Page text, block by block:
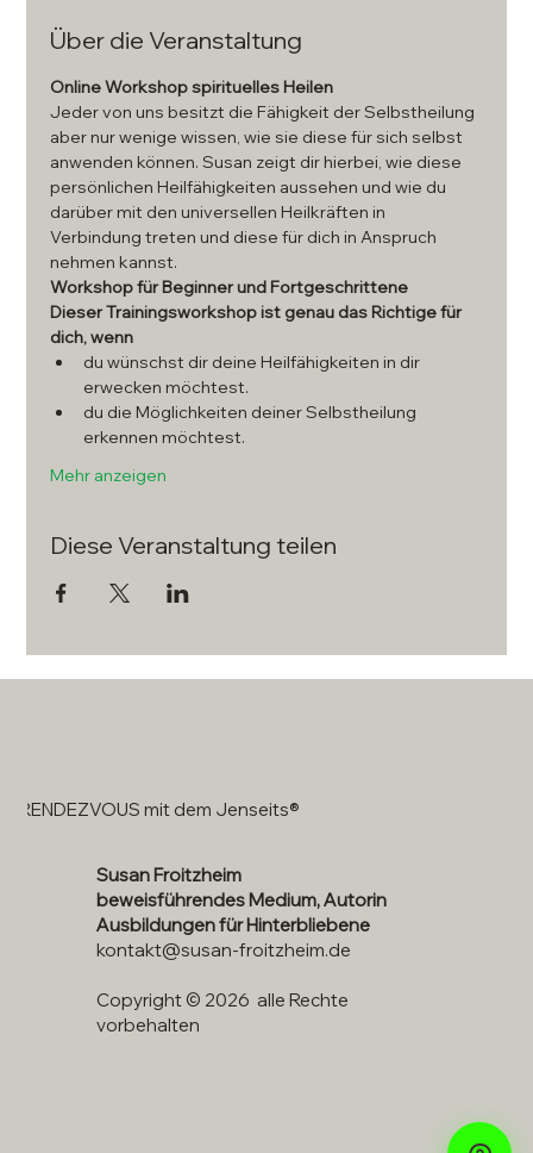
Über die Veranstaltung
Online Workshop spirituelles Heilen
Jeder von uns besitzt die Fähigkeit der Selbstheilung
aber nur wenige wissen, wie sie diese für sich selbst
anwenden können. Susan zeigt dir hierbei, wie diese
persönlichen Heilfähigkeiten aussehen und wie du
darüber mit den universellen Heilkräften in
Verbindung treten und diese für dich in Anspruch
nehmen kannst.
Workshop für Beginner und Fortgeschrittene
Dieser Trainingsworkshop ist genau das Richtige für
dich, wenn
du wünschst dir deine Heilfähigkeiten in dir
erwecken möchtest.
du die Möglichkeiten deiner Selbstheilung
erkennen möchtest.
Mehr anzeigen
Diese Veranstaltung teilen
RENDEZVOUS mit dem Jenseits®
Susan Froitzheim
beweisführendes Medium, Autorin
Ausbildungen für Hinterbliebene
kontakt@susan-froitzheim.de
Copyright © 2026 alle Rechte
vorbehalten